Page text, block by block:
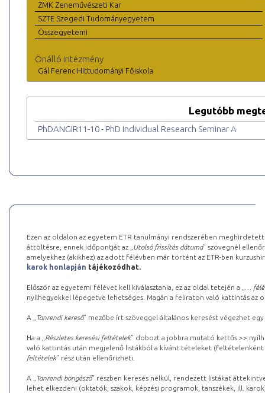
ZMK Zeneművészeti Kar
SZTE Szegedi Tudományegyetem
Összegyetemi
Önálló intézmény
Gál Ferenc Hittudományi Főiskola
Legutóbb
PhDANGIR11-10 - PhD Individual Research Seminar A
Ezen az oldalon az egyetem ETR tanulmányi rendszerében
áttöltésre, ennek időpontját az „ Utolsó frissítés dátuma” szövegnél
amelyekhez (akikhez) az adott félévben már történt az ETR-ben
karok honlapján tájékozódhat.
Először az egyetemi félévet kell kiválasztania, ez az oldal tetején a „
…
nyílhegyekkel lépegetve lehetséges. Magán a feliraton való kattintás az
A „ Tanrendi kereső” mezőbe írt szöveggel általános keresést végezhet
Ha a „ Részletes keresési feltételek” dobozt a jobbra mutató kettős >>
való kattintás után megjelenő listákból a kívánt tételeket (feltételenként
feltételek” rész után ellenőrizheti.
A „ Tanrendi böngésző” részben keresés nélkül, rendezett listákat
lehet elkezdeni (oktatók, szakok, képzési programok, tanszékek, ill.